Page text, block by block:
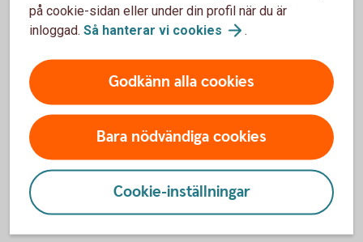
Varför ska man använda importremburs?
Kan man ansöka om en importremburs via mejl?
Hur vet man att det är de varor som är beställda
som kommer?
på cookie-sidan eller under din profil när du är
inloggad. Så hanterar vi cookies .
Godkänn alla cookies
Bara nödvändiga cookies
Cookie-inställningar